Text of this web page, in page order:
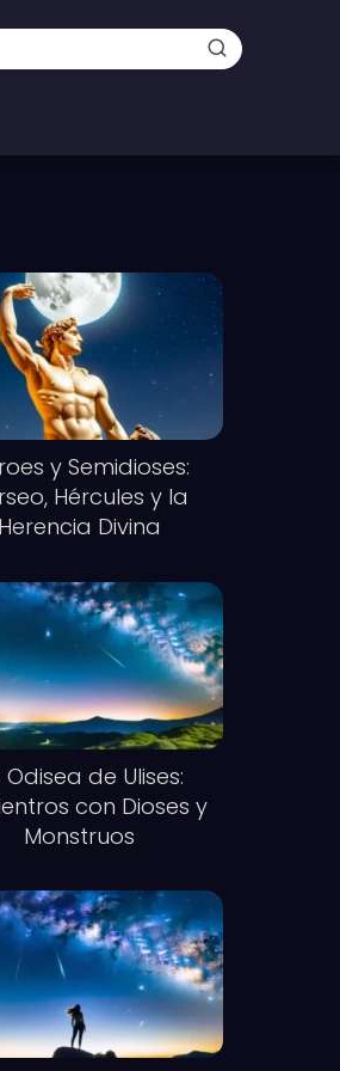
y Semidioses:
Hércules y la
Herencia Divina
Odisea de Ulises:
con Dioses y
Monstruos